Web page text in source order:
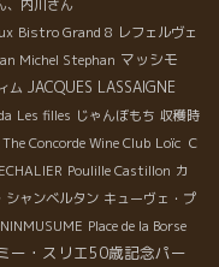
、内川さん
Bistro Grand 8 レフェルヴェ
Michel Stephan マッシモ
ム JACQUES LASSAIGNE
Les filles じゃんぼもち 収穫時
The Concorde Wine Club Loïc Ｃ
Poulille Castillon カ
シャンベルタン キューヴェ・プ
Place de la Borse
ー・スリエ50歳記念パー